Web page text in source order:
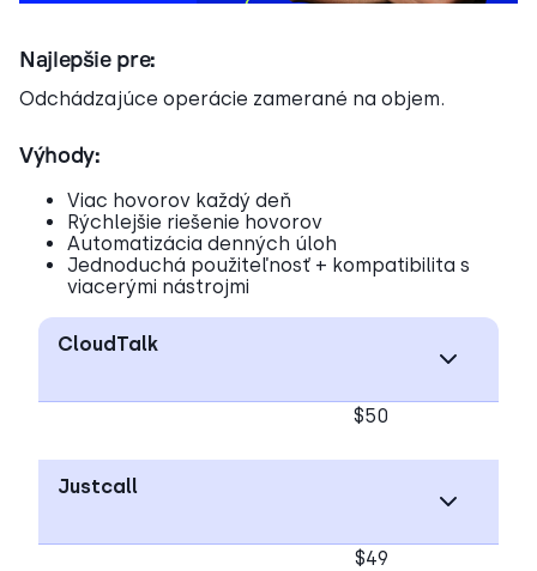
Najlepšie pre:
Odchádzajúce operácie zamerané na objem.
Výhody:
Viac hovorov každý deň
Rýchlejšie riešenie hovorov
Automatizácia denných úloh
Jednoduchá použiteľnosť + kompatibilita s
viacerými nástrojmi
CloudTalk
$50
Justcall
$49